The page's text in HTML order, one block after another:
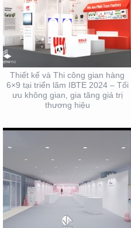
Thiết kế và Thi công gian hàng
6×9 tại triển lãm IBTE 2024 – Tối
ưu không gian, gia tăng giá trị
thương hiệu
THIẾT KẾ THI CÔNG
TRỌN GÓI SỰ KIỆN MỸ
PHẨM HÀN QUỐC
THIẾT KẾ THI CÔNG
KIOSK THỰC PHẨM TẠI
TP. HỒ CHÍ MINH